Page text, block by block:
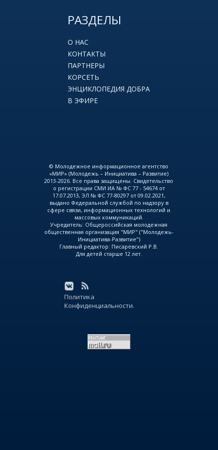
РАЗДЕЛЫ
О НАС
КОНТАКТЫ
ПАРТНЕРЫ
КОРСЕТЬ
ЭНЦИКЛОПЕДИЯ ДОБРА
В ЭФИРЕ
© Молодежное информационное агентство
«МИР» (Молодежь – Инициатива – Развитие)
2013-2026. Все права защищены. Свидетельство
о регистрации СМИ ИА № ФС 77 - 54674 от
17.07.2013, ЭЛ № ФС 77-80297 от 09.02.2021,
выдано Федеральной службой по надзору в
сфере связи, информационных технологий и
массовых коммуникаций.
Учредитель: Общероссийская молодежная
общественная организация "МИР" ("Молодежь-
Инициатива-Развитие")
Главный редактор: Писарёвский Р.В.
Для детей старше 12 лет.
Политика
Конфиденциальности.